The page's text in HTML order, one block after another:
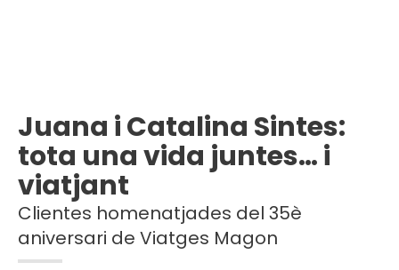
Juana i Catalina Sintes:
tota una vida juntes… i
viatjant
Clientes homenatjades del 35è
aniversari de Viatges Magon